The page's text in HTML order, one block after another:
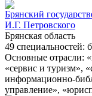
Брянский
И.Г. Петровского
Брянская область
49 специальностей:
Основные отрасли:
«сервис и туризм»,
информационно-
управление»,